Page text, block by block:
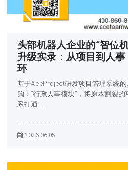
头部机器人企业的“智位
升级实录：从项目到人
环
基于AceProject研发项目管理系统
购：“行政人事模块”，将原本割裂
系打通……
2026-06-05